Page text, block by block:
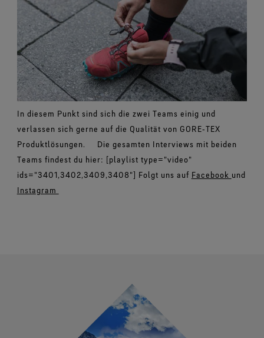
In diesem Punkt sind sich die zwei Teams einig und
verlassen sich gerne auf die Qualität von GORE‑TEX
Produktlösungen. Die gesamten Interviews mit beiden
Teams findest du hier: [playlist type="video"
ids="3401,3402,3409,3408"] Folgt uns auf Facebook und
Instagram